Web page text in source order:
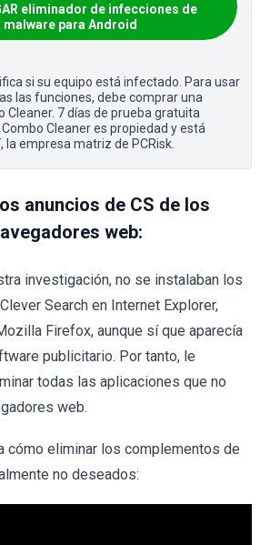
eliminador de infecciones de
malware para Android
si su equipo está infectado. Para usar
las funciones, debe comprar una
Cleaner. 7 días de prueba gratuita
Cleaner es propiedad y está
, la empresa matriz de PCRisk.
anuncios de CS de los
web:
investigación, no se instalaban los
Search en Internet Explorer,
Firefox, aunque sí que aparecía
publicitario. Por tanto, le
todas las aplicaciones que no
web.
cómo eliminar los complementos de
no deseados: